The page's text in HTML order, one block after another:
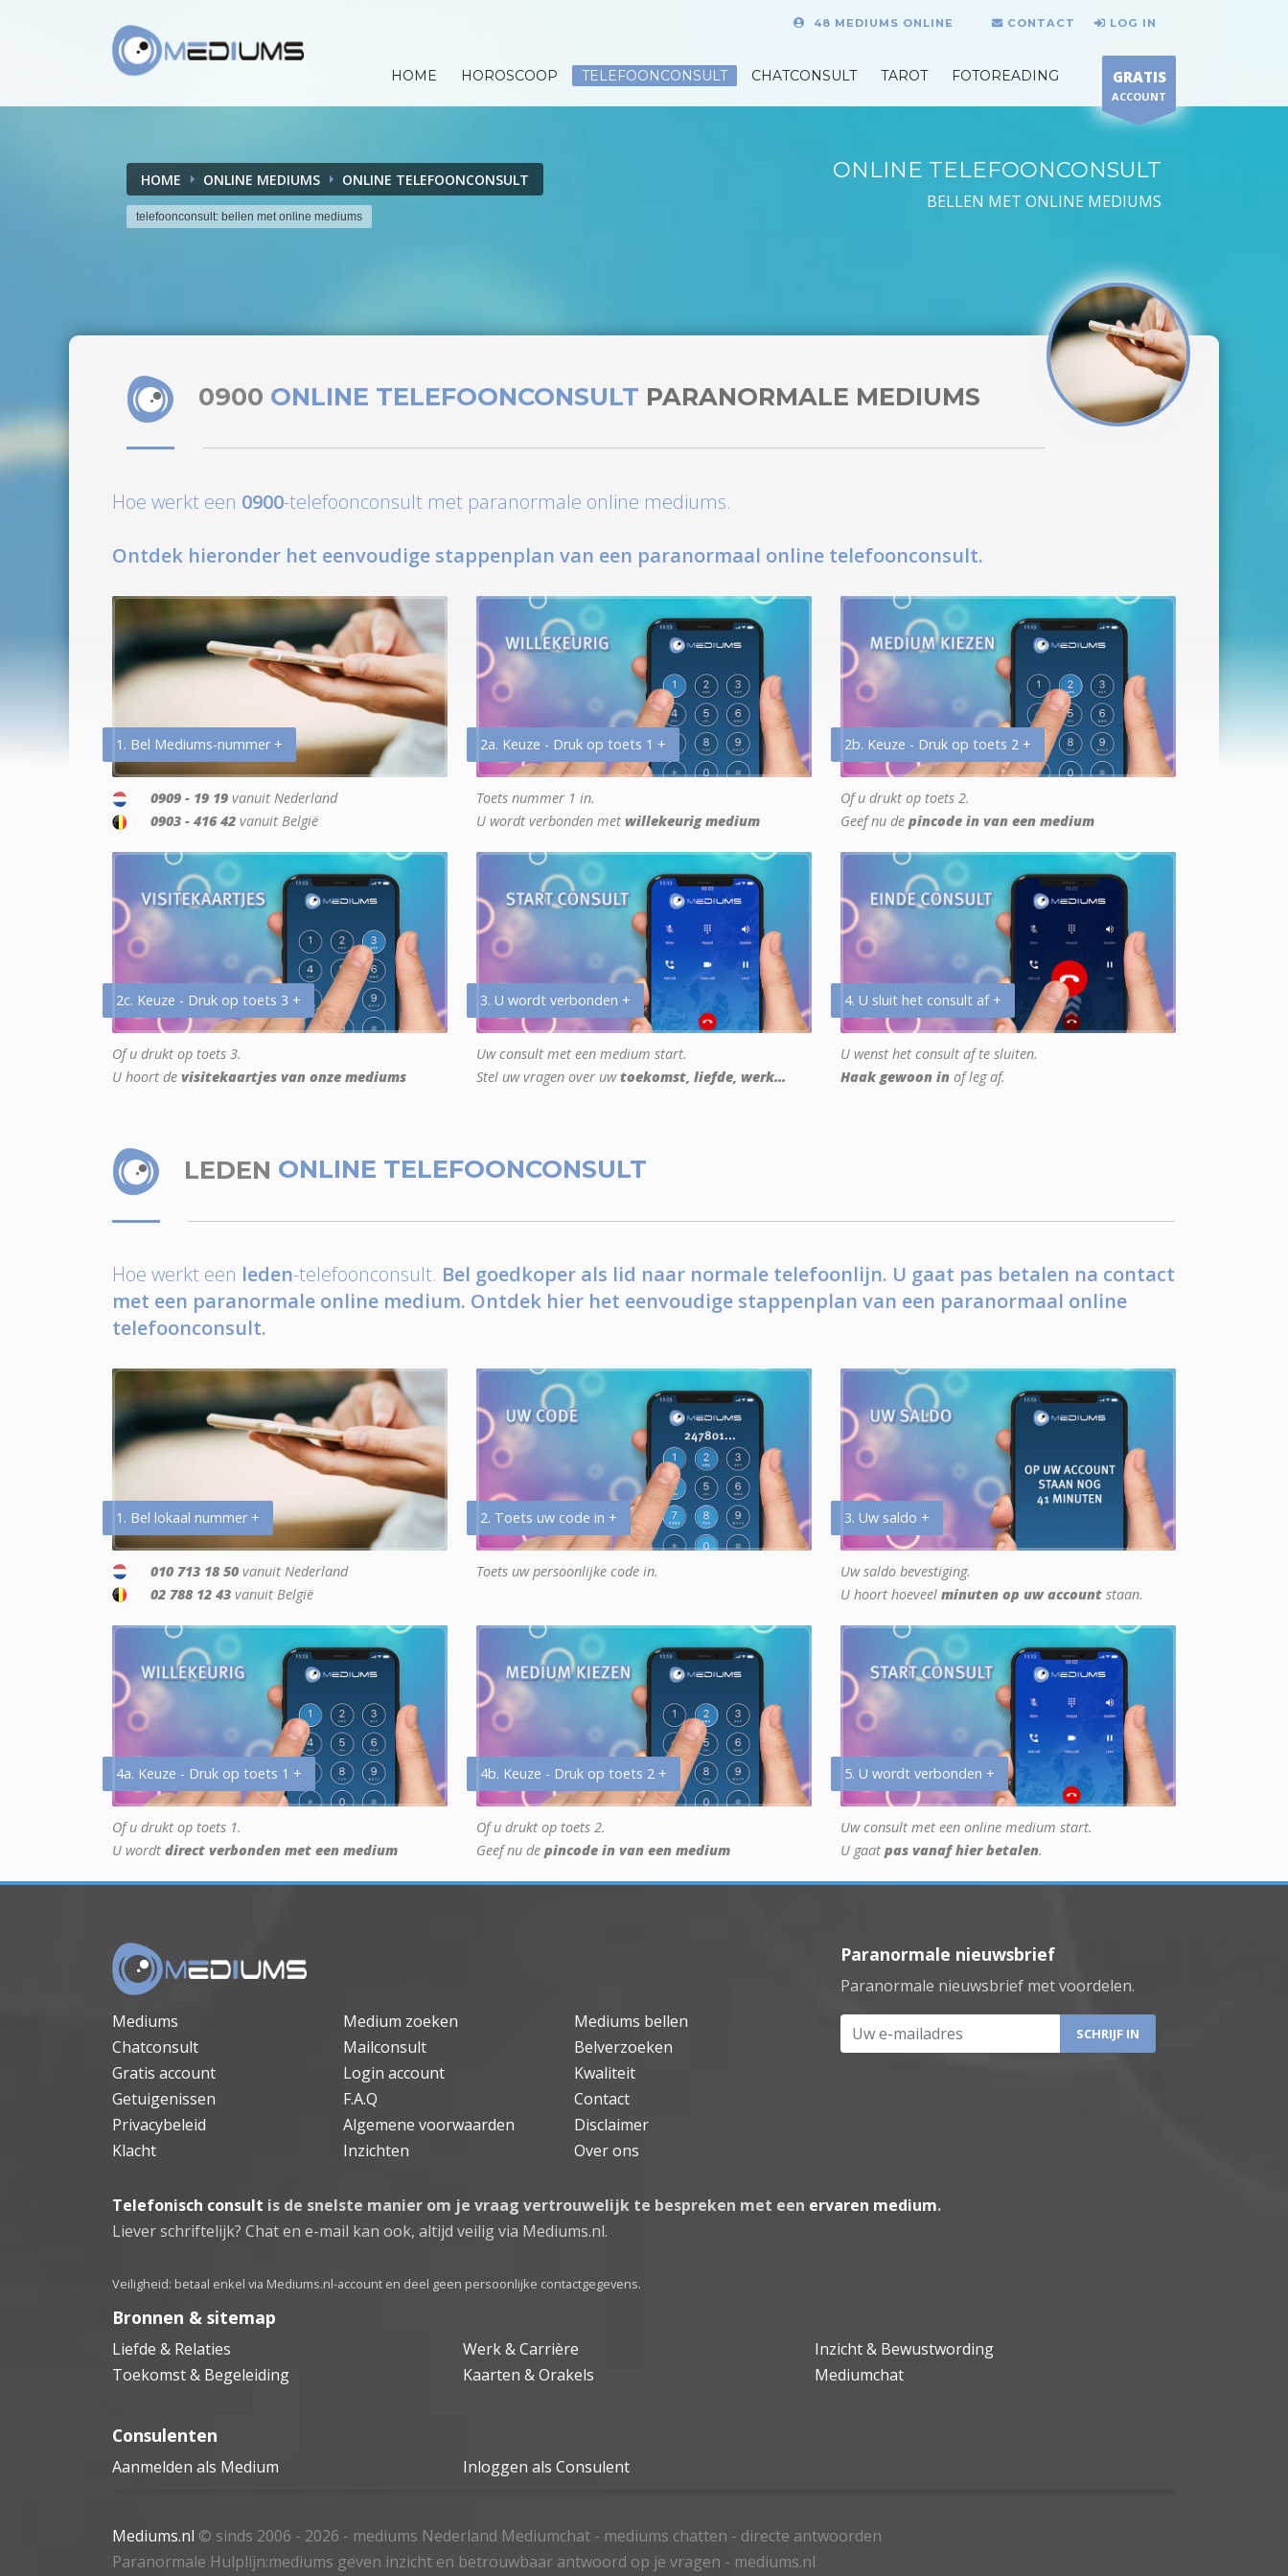
48 MEDIUMS ONLINE CONTACT LOG IN
HOME HOROSCOOP TELEFOONCONSULT CHATCONSULT TAROT FOTOREADING GRATIS
ACCOUNT
HOME ONLINE MEDIUMS ONLINE TELEFOONCONSULT
telefoonconsult: bellen met online mediums
ONLINE TELEFOONCONSULT
BELLEN MET ONLINE MEDIUMS
0900 ONLINE TELEFOONCONSULT PARANORMALE MEDIUMS
Hoe werkt een 0900-telefoonconsult met paranormale online mediums.
Ontdek hieronder het eenvoudige stappenplan van een paranormaal online telefoonconsult.
1. Bel Mediums-nummer +
0909 - 19 19 vanuit Nederland
0903 - 416 42 vanuit België
2a. Keuze - Druk op toets 1 +
Toets nummer 1 in.
U wordt verbonden met willekeurig medium
2b. Keuze - Druk op toets 2 +
Of u drukt op toets 2.
Geef nu de pincode in van een medium
2c. Keuze - Druk op toets 3 +
Of u drukt op toets 3.
U hoort de visitekaartjes van onze mediums
3. U wordt verbonden +
Uw consult met een medium start.
Stel uw vragen over uwtoekomst, liefde, werk...
4. U sluit het consult af +
U wenst het consult af te sluiten.
Haak gewoon in of leg af.
LEDEN ONLINE TELEFOONCONSULT
Hoe werkt een leden-telefoonconsult. Bel goedkoper als lid naar normale telefoonlijn. U gaat pas betalen na contact
met een paranormale online medium. Ontdek hier het eenvoudige stappenplan van een paranormaal online
telefoonconsult.
1. Bel lokaal nummer +
010 713 18 50 vanuit Nederland
02 788 12 43 vanuit België
2. Toets uw code in +
Toets uw persoonlijke code in.
3. Uw saldo +
Uw saldo bevestiging.
U hoort hoeveel minuten op uw account staan.
4a. Keuze - Druk op toets 1 +
Of u drukt op toets 1.
U wordt direct verbonden met een medium
4b. Keuze - Druk op toets 2 +
Of u drukt op toets 2.
Geef nu de pincode in van een medium
5. U wordt verbonden +
Uw consult met een online medium start.
U gaat pas vanaf hier betalen.
Mediums Medium zoeken
Mediums bellen
Chatconsult
Mailconsult
Belverzoeken
Gratis account
Login account
Kwaliteit
Getuigenissen
F.A.Q
Contact
Privacybeleid
Algemene voorwaarden
Disclaimer
Klacht
Inzichten Over ons
Paranormale nieuwsbrief
Paranormale nieuwsbrief met voordelen.
Uw e-mailadres
Telefonisch consult is de snelste manier om je vraag vertrouwelijk te bespreken met een ervaren medium.
Liever schriftelijk? Chat en e-mail kan ook, altijd veilig via Mediums.nl.
Veiligheid: betaal enkel via Mediums.nl-account en deel geen persoonlijke contactgegevens.
Bronnen & sitemap
Liefde & Relaties Werk & Carrière
Inzicht & Bewustwording
Toekomst & Begeleiding
Kaarten & Orakels Mediumchat
Consulenten
Aanmelden als Medium Inloggen als Consulent
Mediums.nl © sinds 2006 - 2026 - mediums Nederland Mediumchat - mediums chatten - directe antwoorden
Paranormale Hulplijn:mediums geven inzicht en betrouwbaar antwoord op je vragen - mediums.nl